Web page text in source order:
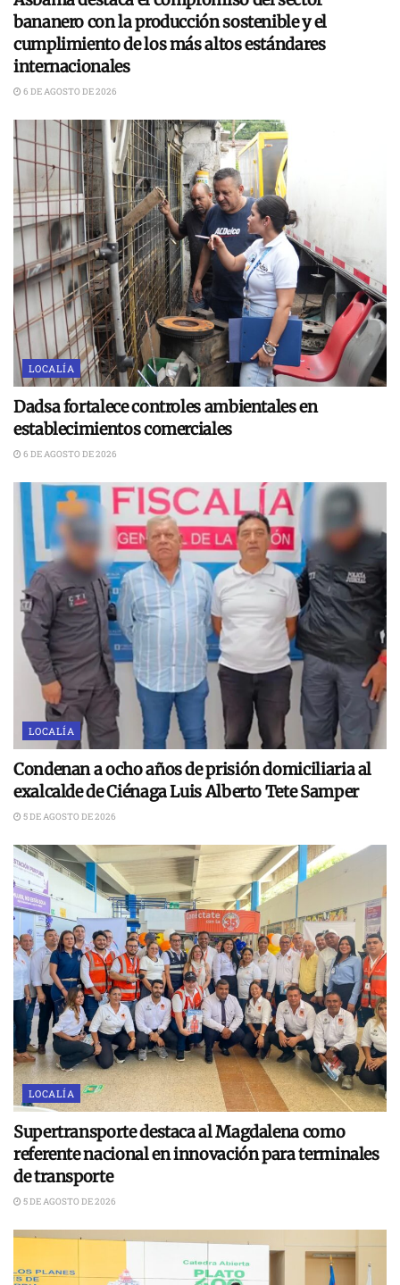
bananero con la producción sostenible y el
cumplimiento de los más altos estándares
internacionales
6 DE AGOSTO DE 2026
LOCALÍA
Dadsa fortalece controles ambientales en
establecimientos comerciales
6 DE AGOSTO DE 2026
LOCALÍA
Condenan a ocho años de prisión domiciliaria al
exalcalde de Ciénaga Luis Alberto Tete Samper
5 DE AGOSTO DE 2026
LOCALÍA
Supertransporte destaca al Magdalena como
referente nacional en innovación para terminales
de transporte
5 DE AGOSTO DE 2026